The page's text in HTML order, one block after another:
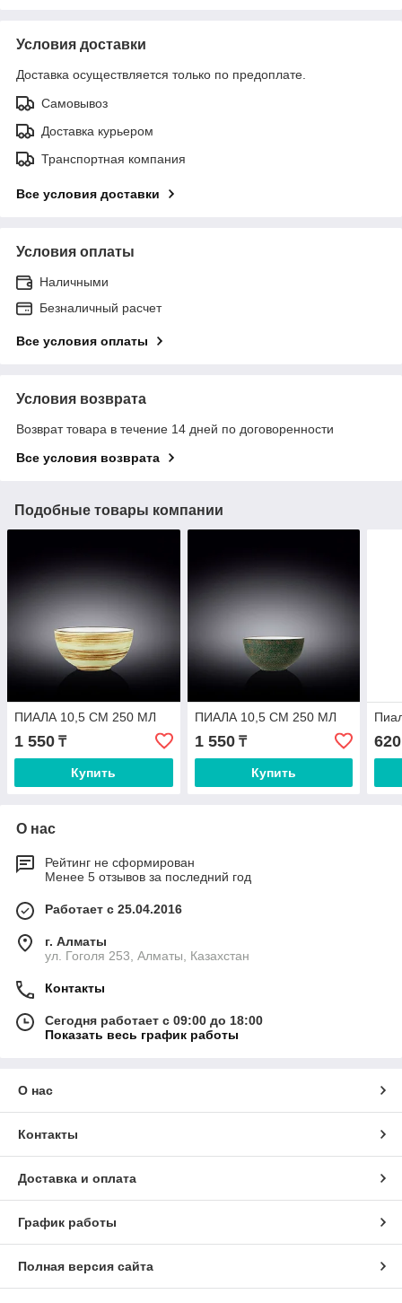
Условия доставки
Доставка осуществляется только по предоплате.
Самовывоз
Доставка курьером
Транспортная компания
Все условия доставки
Условия оплаты
Наличными
Безналичный расчет
Все условия оплаты
Условия возврата
Возврат товара в течение 14 дней по договоренности
Все условия возврата
Подобные товары компании
ПИАЛА 10,5 СМ 250 МЛ
1 550 ₸
Купить
ПИАЛА 10,5 СМ 250 МЛ
1 550₸
Купить
620
О нас
Рейтинг не сформирован
Менее 5 отзывов за последний год
Работает с 25.04.2016
г. Алматы
ул. Гоголя 253, Алматы, Казахстан
Контакты
Сегодня работает с 09:00 до 18:00
Показать весь график работы
О нас
Контакты
Доставка и оплата
График работы
Полная версия сайта